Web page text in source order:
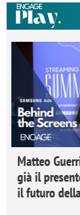
Matteo
già il
il futuro